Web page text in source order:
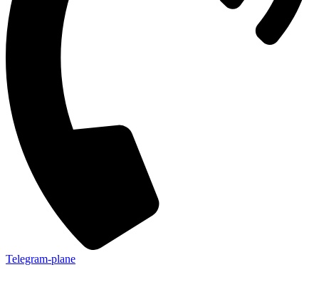
Telegram-plane